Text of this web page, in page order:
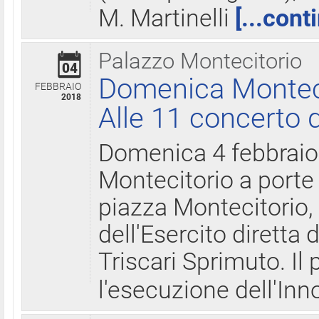
M. Martinelli
Palazzo Montecitorio
04
FEBBRAIO
2018
Domenica
Alle 11 concerto
Domenica 4
Montecitorio a
piazza
dell'Esercito diretta
Triscari Sprimuto. Il
l'esecuzione